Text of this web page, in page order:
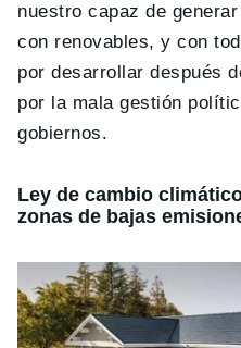
nuestro capaz de
con renovables, y con
por desarrollar después
por la mala gestión
gobiernos.
Ley de cambio
zonas de bajas